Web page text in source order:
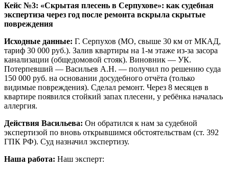
Кейс №3: «Скрытая плесень в Серпухове»: как судебная
экспертиза через год после ремонта вскрыла скрытые
повреждения
Исходные данные: Г. Серпухов (МО, свыше 30 км от МКАД,
тариф 30 000 руб.). Залив квартиры на 1-м этаже из-за засора
канализации (общедомовой стояк). Виновник — УК.
Потерпевший — Васильев А.Н. — получил по решению суда
150 000 руб. на основании досудебного отчёта (только
видимые повреждения). Сделал ремонт. Через 8 месяцев в
квартире появился стойкий запах плесени, у ребёнка началась
аллергия.
Действия Васильева: Он обратился к нам за судебной
экспертизой по вновь открывшимся обстоятельствам (ст. 392
ГПК РФ). Суд назначил экспертизу.
Наша работа: Наш эксперт: